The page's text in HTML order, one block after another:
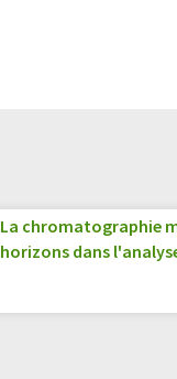
La chromatographie
horizons dans